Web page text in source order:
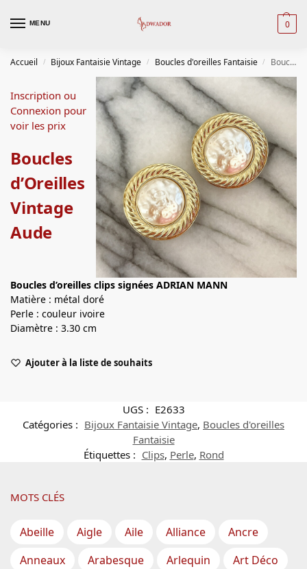
MENU 0
Accueil / Bijoux Fantaisie Vintage / Boucles d'oreilles Fantaisie / Boucles d’Oreilles Vintage Aude
Inscription ou
Connexion pour
voir les prix
Boucles
d’Oreilles
Vintage
Aude
Boucles d’oreilles clips signées ADRIAN MANN
Matière : métal doré
Perle : couleur ivoire
Diamètre : 3.30 cm
Ajouter à la liste de souhaits
UGS : E2633
Catégories : Bijoux Fantaisie Vintage, Boucles d'oreilles
Fantaisie
Étiquettes : Clips, Perle, Rond
MOTS CLÉS
Abeille Aigle Aile Alliance
Ancre
Anneaux
Arabesque Arlequin
Art Déco